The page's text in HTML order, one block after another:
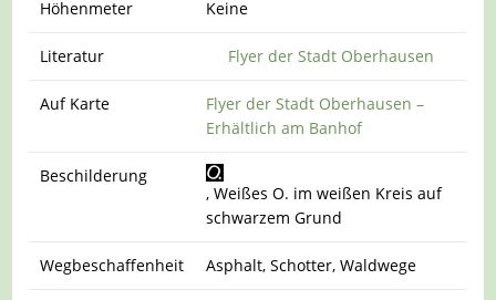
Höhenmeter Keine
Literatur Flyer der Stadt Oberhausen
Auf Karte
Flyer der Stadt Oberhausen –
Erhältlich am Banhof
Beschilderung
, Weißes O. im weißen Kreis auf
schwarzem Grund
Wegbeschaffenheit Asphalt, Schotter, Waldwege